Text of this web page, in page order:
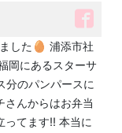
した🥚 浦添市社
岡にあるスターサ
分のパンパースに
んからはお弁当
てます‼️ 本当に